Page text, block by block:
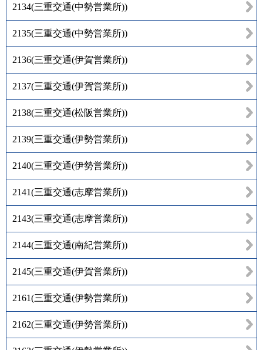
2134(三重交通(中勢営業所))
2135(三重交通(中勢営業所))
2136(三重交通(伊賀営業所))
2137(三重交通(伊賀営業所))
2138(三重交通(松阪営業所))
2139(三重交通(伊勢営業所))
2140(三重交通(伊勢営業所))
2141(三重交通(志摩営業所))
2143(三重交通(志摩営業所))
2144(三重交通(南紀営業所))
2145(三重交通(伊賀営業所))
2161(三重交通(伊勢営業所))
2162(三重交通(伊勢営業所))